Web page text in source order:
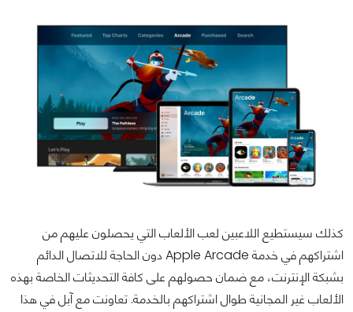
كذلك سيستطيع اللاعبين لعب الألعاب التي يحصلون عليهم من
اشتراكهم في خدمة Apple Arcade دون الحاجة للاتصال الدائم
بشبكة الإنترنت، مع ضمان حصولهم على كافة التحديثات الخاصة بهذه
الألعاب غير المجانية طوال اشتراكهم بالخدمة. تعاونت مع آبل في هذا